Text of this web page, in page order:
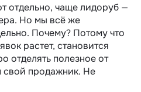
отдельно, чаще лидоруб —
Но мы всё же
Почему? Потому что
растет, становится
отделять полезное от
свой продажник. Не